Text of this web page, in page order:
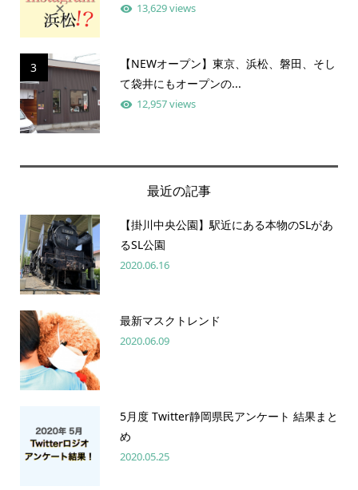
13,629 views
3
【NEWオープン】東京、浜松、磐田、そし
て袋井にもオープンの...
12,957 views
最近の記事
【掛川中央公園】駅近にある本物のSLがあ
るSL公園
2020.06.16
最新マスクトレンド
2020.06.09
5月度 Twitter静岡県民アンケート 結果まと
め
2020.05.25